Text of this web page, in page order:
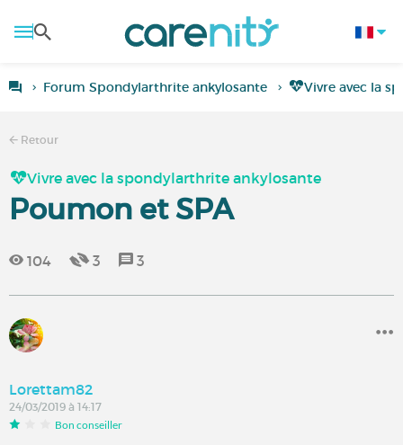
Forum Spondylarthrite ankylosante Vivre avec la
Retour
Vivre avec la spondylarthrite ankylosante
Poumon et SPA
104 3 3
Lorettam82
24/03/2019 à 14:17
Bon conseiller